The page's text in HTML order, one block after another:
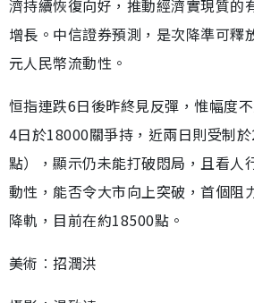
濟持續恢復向好，推動經濟實現質的
增長。中信證券預測，是次降準可
元人民幣流動性。
恒指連跌6日後昨終見反彈，惟幅度
4日於18000關爭持，近兩日則受制
點），顯示仍未能打破悶局，且看人
動性，能否令大市向上突破，首個阻
降軌，目前在約18500點。
美術︰招潤洪